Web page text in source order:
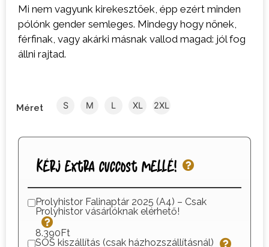
Mi nem vagyunk kirekesztőek, épp ezért minden
pólónk gender semleges. Mindegy hogy nőnek,
férfinak, vagy akárki másnak vallod magad: jól fog
állni rajtad.
Méret S M L XL 2XL
Kérj extra cuccost mellé!
Prolyhistor Falinaptár 2025 (A4) – Csak
Prolyhistor vásárlóknak elérhető!
8.390Ft
SOS kiszállítás (csak házhozszállításnál)